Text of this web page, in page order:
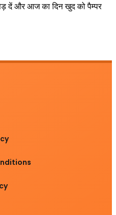
दें और आज का दिन खुद को पैम्पर